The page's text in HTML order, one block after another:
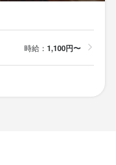
時給： 1,100円〜